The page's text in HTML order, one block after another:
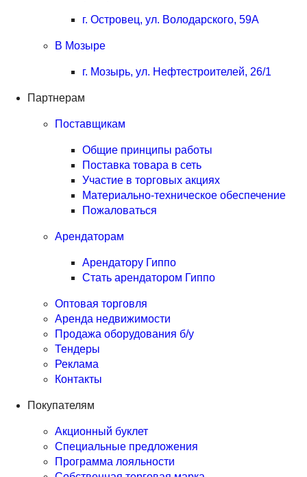
г. Островец, ул. Володарского, 59А
В Мозыре
г. Мозырь, ул. Нефтестроителей, 26/1
Партнерам
Поставщикам
Общие принципы работы
Поставка товара в сеть
Участие в торговых акциях
Материально-техническое обеспечение
Пожаловаться
Арендаторам
Арендатору Гиппо
Стать арендатором Гиппо
Оптовая торговля
Аренда недвижимости
Продажа оборудования б/у
Тендеры
Реклама
Контакты
Покупателям
Акционный буклет
Специальные предложения
Программа лояльности